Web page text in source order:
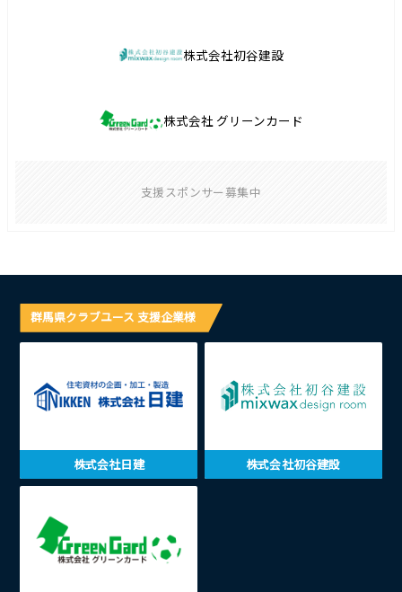
株式会社初谷建設
株式会社 グリーンカード
支援スポンサー募集中
群馬県クラブユース 支援企業様
株式会社日建 株式会社初谷建設